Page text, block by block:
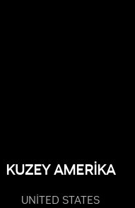
KUZEY AMERİKA
UNITED STATES